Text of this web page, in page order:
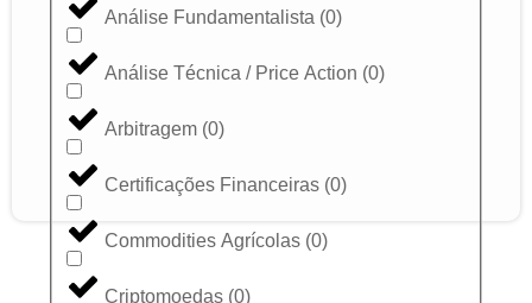
Análise Fundamentalista (0)
Análise Técnica / Price Action (0)
Arbitragem (0)
Certificações Financeiras (0)
Commodities Agrícolas (0)
Criptomoedas (0)